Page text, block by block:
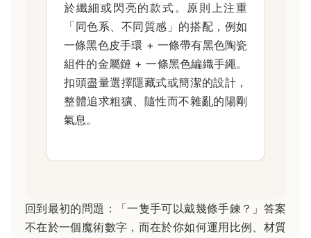
於纖細或閃亮的款式。原則上注重
「同色系、不同質感」的搭配，例如
一條黑色皮手環 + 一條帶有黑色陶瓷
組件的金屬鏈 + 一條黑色編織手繩。
扣頭盡量選擇隱藏式或簡潔的設計，
整體追求粗獷、隨性而不雜亂的陽剛
氣息。
回到最初的問題：「一隻手可以戴幾條手鍊？」答案
不在於一個魔術數字，而在於你如何運用比例、材質